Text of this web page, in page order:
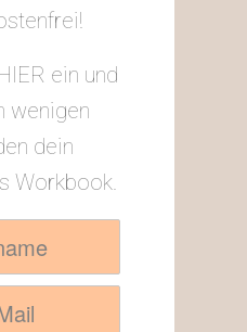
ein und
wenigen
dein
Workbook.